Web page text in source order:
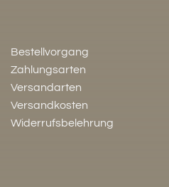
Bestellvorgang
Zahlungsarten
Versandarten
Versandkosten
Widerrufsbelehrung